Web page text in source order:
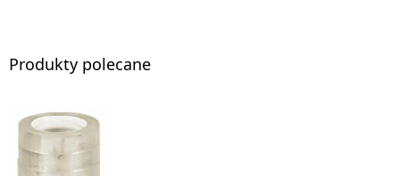
Produkty polecane